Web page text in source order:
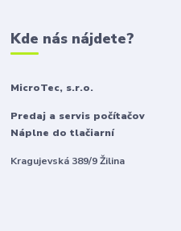
Kde nás nájdete?
MicroTec, s.r.o.
Predaj a servis počítačov
Náplne do tlačiarní
Kragujevská 389/9 Žilina